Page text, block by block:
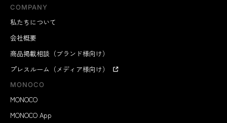
COMPANY
私たちについて
会社概要
商品掲載相談（ブランド様向け）
プレスルーム（メディア様向け）
MONOCO
MONOCO
MONOCO App